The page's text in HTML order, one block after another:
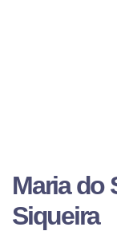
Maria do
Siqueira